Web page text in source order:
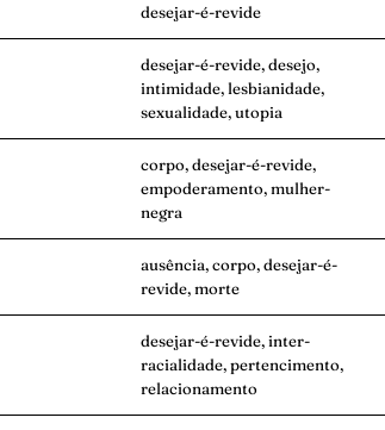
desejar-é-revide
desejar-é-revide, desejo,
intimidade, lesbianidade,
sexualidade, utopia
corpo, desejar-é-revide,
empoderamento, mulher-
negra
ausência, corpo, desejar-é-
revide, morte
desejar-é-revide, inter-
racialidade, pertencimento,
relacionamento